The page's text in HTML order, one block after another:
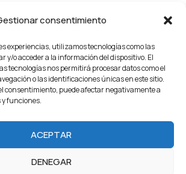
consentimiento
experiencias, utilizamos tecnologías como las
y/o acceder a la información del dispositivo. El
tecnologías nos permitirá procesar datos como el
o las identificaciones únicas en este sitio.
consentimiento, puede afectar negativamente a
funciones.
ACEPTAR
DENEGAR
Servicios
Team